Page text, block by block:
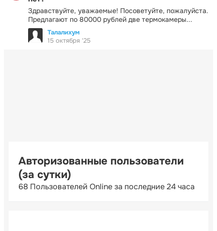
Здравствуйте, уважаемые! Посоветуйте, пожалуйста.
Предлагают по 80000 рублей две термокамеры...
Талалихум
15 октября '25
Авторизованные пользователи
(за сутки)
68 Пользователей Online за последние 24 часа